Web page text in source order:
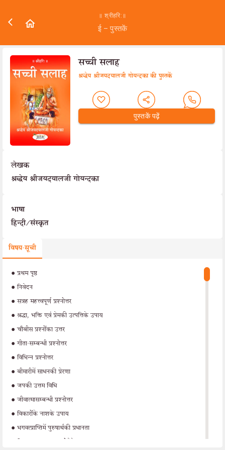
॥ श्रीहरि:॥
ई – पुस्तकें
सच्ची सलाह
श्रद्धेय श्रीजयदयालजी गोयन्दका की पुस्तकें
पुस्तकें पढ़ें
लेखक
श्रद्धेय श्रीजयदयालजी गोयन्दका
भाषा
हिन्दी/संस्कृत
विषय-सूची
•प्रथम पृष्ठ
•निवेदन
•सत्रह महत्त्वपूर्ण प्रश्नोत्तर
• श्रद्धा, भक्ति एवं प्रेमकी उत्पत्तिके उपाय
•चौबीस प्रश्नोंका उत्तर
•गीता-सम्बन्धी प्रश्नोत्तर
•विभिन्न प्रश्नोत्तर
•बीमारीमें साधनकी प्रेरणा
•जपकी उत्तम विधि
•जीवात्मासम्बन्धी प्रश्नोत्तर
•विकारोंके नाशके उपाय
• भगवत्प्राप्तिमें पुरुषार्थकी प्रधानता